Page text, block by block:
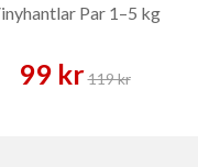
Par 1–5 kg
99 kr119 kr